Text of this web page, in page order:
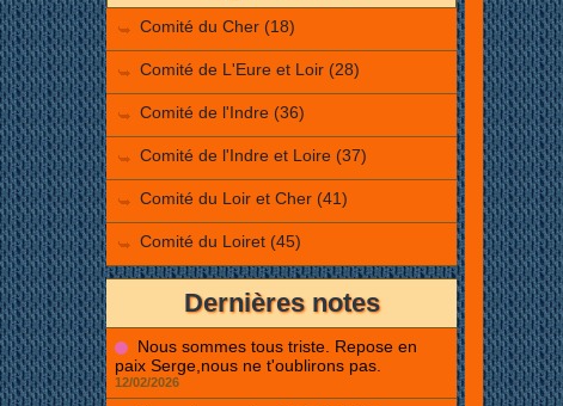
Comité du Cher (18)
Comité de L'Eure et Loir (28)
Comité de l'Indre (36)
Comité de l'Indre et Loire (37)
Comité du Loir et Cher (41)
Comité du Loiret (45)
Dernières notes
Nous sommes tous triste. Repose en
paix Serge,nous ne t'oublirons pas.
12/02/2026